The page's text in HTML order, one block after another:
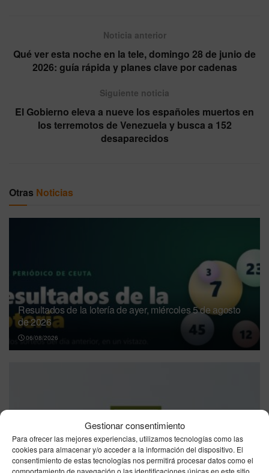
Gestionar consentimiento
Para ofrecer las mejores experiencias, utilizamos tecnologías como las
cookies para almacenar y/o acceder a la información del dispositivo. El
consentimiento de estas tecnologías nos permitirá procesar datos como el
comportamiento de navegación o las identificaciones únicas en este sitio.
Noticia anterior
Qué ver esta noche en la tele, domingo 28 de junio de
2026: guía rápida y planes clave por cadenas
Siguiente noticia
El Gobierno eleva a nueve los españoles muertos en
los terremotos de Venezuela y busca a 152
desaparecidos
Otras Noticias
Resultados de la lotería de ayer, miércoles 5 de agosto
de 2026
06/08/2026
Resultado Bonoloto hoy, miércoles 5 de agosto de 2026:
combinación ganadora oficial